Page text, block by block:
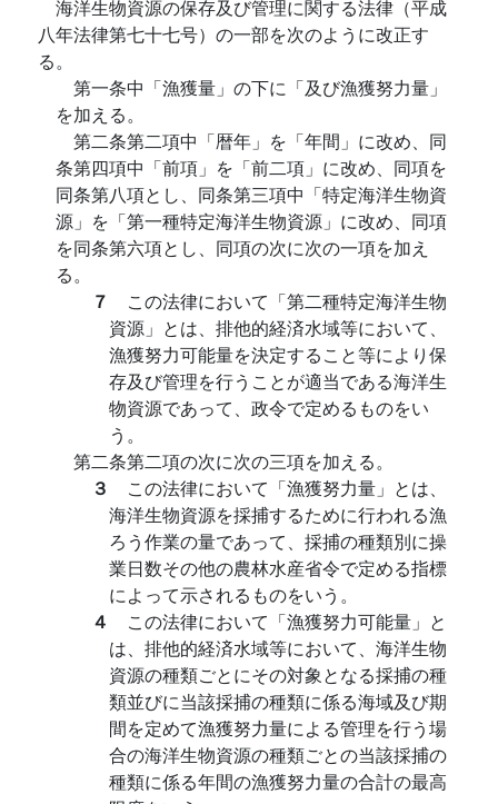
海洋生物資源の保存及び管理に関する法律（平成
八年法律第七十七号）の一部を次のように改正す
る。
第一条中「漁獲量」の下に「及び漁獲努力量」
を加える。
第二条第二項中「暦年」を「年間」に改め、同
条第四項中「前項」を「前二項」に改め、同項を
同条第八項とし、同条第三項中「特定海洋生物資
源」を「第一種特定海洋生物資源」に改め、同項
を同条第六項とし、同項の次に次の一項を加え
る。
７ この法律において「第二種特定海洋生物
資源」とは、排他的経済水域等において、
漁獲努力可能量を決定すること等により保
存及び管理を行うことが適当である海洋生
物資源であって、政令で定めるものをい
う。
第二条第二項の次に次の三項を加える。
３ この法律において「漁獲努力量」とは、
海洋生物資源を採捕するために行われる漁
ろう作業の量であって、採捕の種類別に操
業日数その他の農林水産省令で定める指標
によって示されるものをいう。
４ この法律において「漁獲努力可能量」と
は、排他的経済水域等において、海洋生物
資源の種類ごとにその対象となる採捕の種
類並びに当該採捕の種類に係る海域及び期
間を定めて漁獲努力量による管理を行う場
合の海洋生物資源の種類ごとの当該採捕の
種類に係る年間の漁獲努力量の合計の最高